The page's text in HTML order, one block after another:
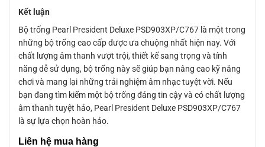
Kết luận
Bộ trống Pearl President Deluxe PSD903XP/C767 là một trong
những bộ trống cao cấp được ưa chuộng nhất hiện nay. Với
chất lượng âm thanh vượt trội, thiết kế sang trọng và tính
năng dễ sử dụng, bộ trống này sẽ giúp bạn nâng cao kỹ năng
chơi và mang lại những trải nghiệm âm nhạc tuyệt vời. Nếu
bạn đang tìm kiếm một bộ trống đáng tin cậy và có chất lượng
âm thanh tuyệt hảo, Pearl President Deluxe PSD903XP/C767
là sự lựa chọn hoàn hảo.
Liên hệ mua hàng